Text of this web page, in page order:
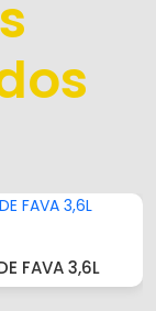
FAVA 3,6L